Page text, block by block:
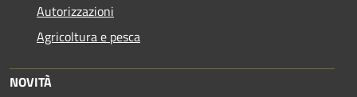
Autorizzazioni
Agricoltura e pesca
NOVITÀ